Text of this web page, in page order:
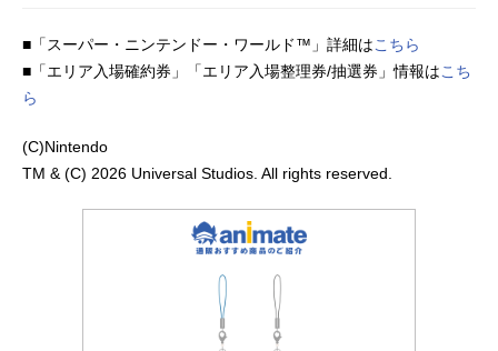
■「スーパー・ニンテンドー・ワールド™」詳細はこちら
■「エリア入場確約券」「エリア入場整理券/抽選券」情報はこち
ら
(C)Nintendo
TM & (C) 2026 Universal Studios. All rights reserved.